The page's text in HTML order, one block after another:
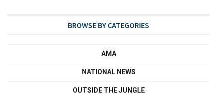
BROWSE BY CATEGORIES
AMA
NATIONAL NEWS
OUTSIDE THE JUNGLE